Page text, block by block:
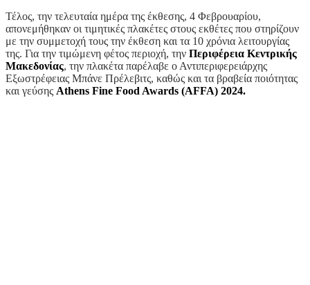
Τέλος, την τελευταία ημέρα της έκθεσης, 4 Φεβρουαρίου,
απονεμήθηκαν οι τιμητικές πλακέτες στους εκθέτες που στηρίζουν
με την συμμετοχή τους την έκθεση και τα 10 χρόνια λειτουργίας
της. Για την τιμώμενη φέτος περιοχή, την Περιφέρεια Κεντρικής
Μακεδονίας, την πλακέτα παρέλαβε ο Αντιπεριφερειάρχης
Εξωστρέφειας Μπάνε Πρέλεβιτς, καθώς και τα βραβεία ποιότητας
και γεύσης Athens Fine Food Awards (AFFA) 2024.